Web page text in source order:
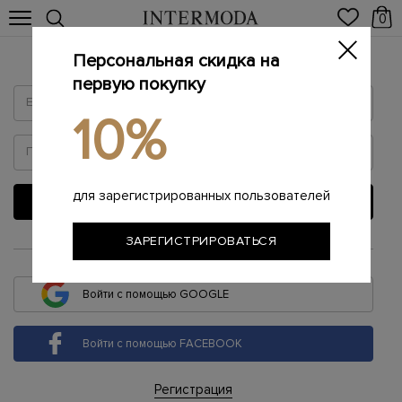
0
Войти
ВОЙТИ
или
Войти с помощью GOOGLE
Войти с помощью FACEBOOK
Регистрация
Персональная скидка на
первую покупку
10%
для зарегистрированных пользователей
ЗАРЕГИСТРИРОВАТЬСЯ